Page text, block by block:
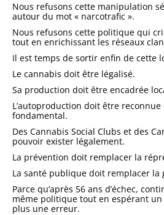
Nous refusons cette manipulation
autour du mot « narcotrafic ».
Nous refusons cette politique qui
tout en enrichissant les réseaux
Il est temps de sortir enfin de cette
Le cannabis doit être légalisé.
Sa production doit être encadrée
L’autoproduction doit être
fondamental.
Des Cannabis Social Clubs et des
pouvoir exister légalement.
La prévention doit remplacer la
La santé publique doit remplacer la
Parce qu’après 56 ans d’échec,
même politique tout en espérant
plus une erreur.